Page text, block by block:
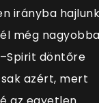
irányba hajlunk
még
döntőre
azért, mert